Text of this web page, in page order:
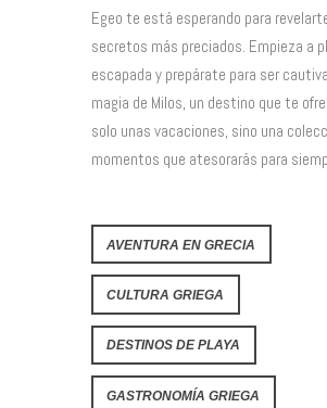
Egeo te está esperando para
secretos más preciados. Empieza a
escapada y prepárate para ser
magia de Milos, un destino que te
solo unas vacaciones, sino una
momentos que atesorarás para
AVENTURA EN GRECIA
CULTURA GRIEGA
DESTINOS DE PLAYA
GASTRONOMÍA GRIEGA